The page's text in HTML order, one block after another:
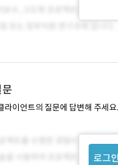
라이언트의 질문에 답변해 주세요.
로그